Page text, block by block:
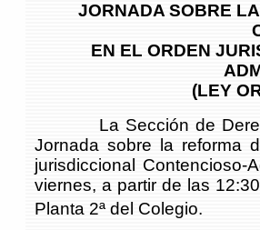
JORNADA SOBRE
EN EL ORDEN
(LEY
La Sección de
Jornada sobre la reforma
jurisdiccional Contencioso-
viernes, a partir de las
Planta 2ª del Colegio.